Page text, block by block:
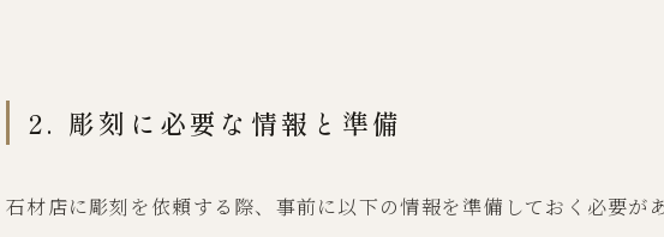
2. 彫刻に必要な情報と準備
石材店に彫刻を依頼する際、事前に以下の情報を準備しておく必要があ